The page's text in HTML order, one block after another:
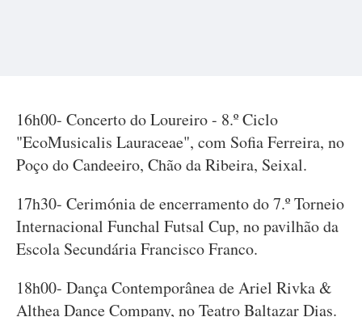
16h00- Concerto do Loureiro - 8.º Ciclo
"EcoMusicalis Lauraceae", com Sofia Ferreira, no
Poço do Candeeiro, Chão da Ribeira, Seixal.
17h30- Cerimónia de encerramento do 7.º Torneio
Internacional Funchal Futsal Cup, no pavilhão da
Escola Secundária Francisco Franco.
18h00- Dança Contemporânea de Ariel Rivka &
Althea Dance Company, no Teatro Baltazar Dias.